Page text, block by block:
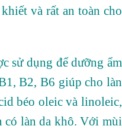
và rất an toàn cho
sử dụng để dưỡng ẩm
B2, B6 giúp cho làn
béo oleic và linoleic,
có làn da khô. Với mùi